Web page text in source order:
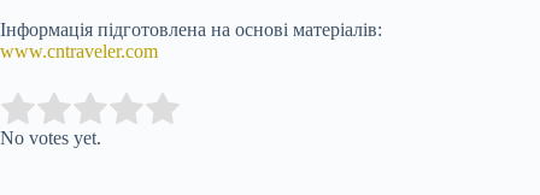
Інформація підготовлена на основі матеріалів:
www.cntraveler.com
Rate this item:
No votes yet.